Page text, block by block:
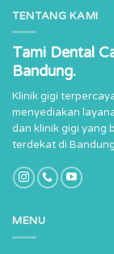
TENTANG KAMI
Tami Dental
Bandung.
Klinik gigi
menyediakan
dan klinik gigi yang
terdekat di
MENU